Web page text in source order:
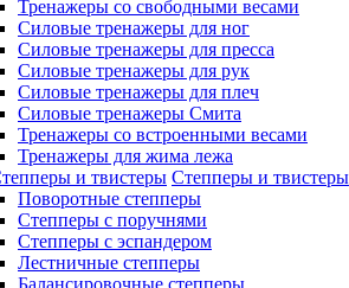
Тренажеры со свободными весами
Силовые тренажеры для ног
Силовые тренажеры для пресса
Силовые тренажеры для рук
Силовые тренажеры для плеч
Силовые тренажеры Смита
Тренажеры со встроенными весами
Тренажеры для жима лежа
Степперы и твистеры
Поворотные степперы
Степперы с поручнями
Степперы с эспандером
Лестничные степперы
Балансировочные степперы